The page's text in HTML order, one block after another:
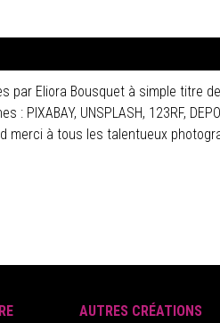
par Eliora Bousquet à simple titre
UNSPLASH, 123RF,
merci à tous les talentueux
AUTRES CRÉATIONS